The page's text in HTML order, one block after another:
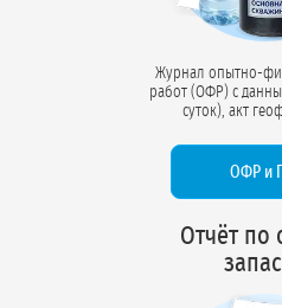
Журнал опытно-
работ (ОФР) с
суток), акт геофизических
электрокаротажем,
подтверждают
ОФР и
Отчёт по